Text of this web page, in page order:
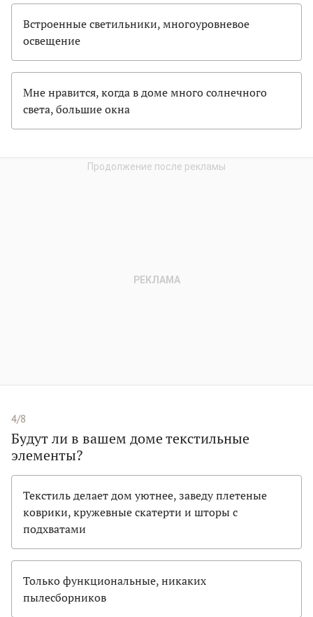
Встроенные светильники, многоуровневое
освещение
Мне нравится, когда в доме много солнечного
света, большие окна
4/8
Будут ли в вашем доме текстильные
элементы?
Текстиль делает дом уютнее, заведу плетеные
коврики, кружевные скатерти и шторы с
подхватами
Только функциональные, никаких
пылесборников